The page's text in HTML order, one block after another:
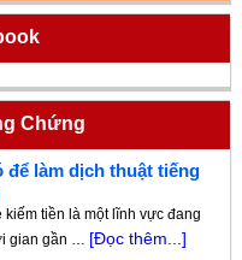
Chứng
để làm dịch thuật tiếng
kiếm tiền là một lĩnh vực đang
gian gần … [Đọc thêm...]